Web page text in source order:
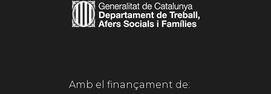
Amb el finançament de: